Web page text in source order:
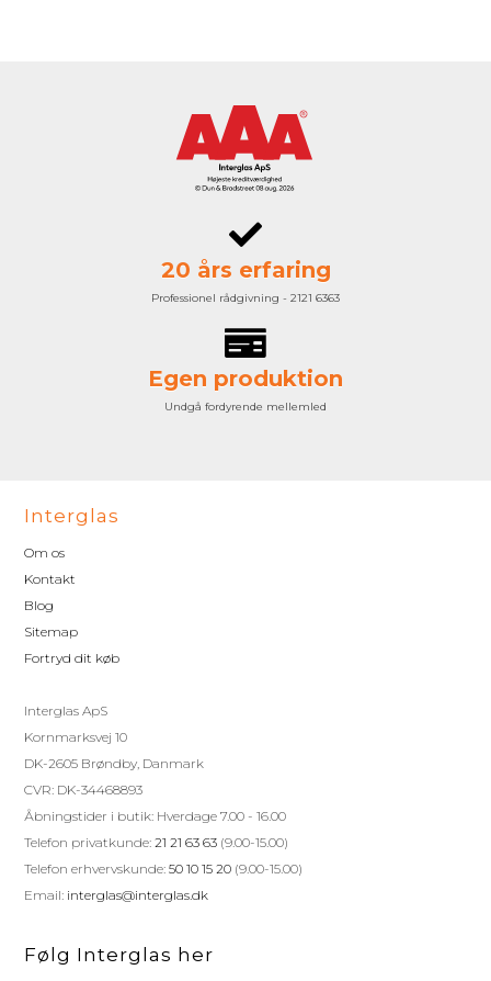
20 års erfaring
Professionel rådgivning - 2121 6363
Egen produktion
Undgå fordyrende mellemled
Interglas
Om os
Kontakt
Blog
Sitemap
Fortryd dit køb
Interglas ApS
Kornmarksvej 10
DK-2605 Brøndby, Danmark
CVR: DK-34468893
Åbningstider i butik: Hverdage 7.00 - 16.00
Telefon privatkunde:21 21 63 63 (9.00-15.00)
Telefon erhvervskunde:50 10 15 20 (9.00-15.00)
Email: interglas@interglas.dk
Følg Interglas her